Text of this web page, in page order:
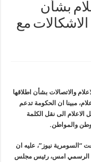
بشأن
الاشكالات مع
والاتصالات بشأن اطلاقها
مبينا ان الحكومة تدعم
الاعلام الى نقل الكلمة
والمواطن.
“السومرية نيوز”، عليه ان
الرسمي امس، رئيس مجلس